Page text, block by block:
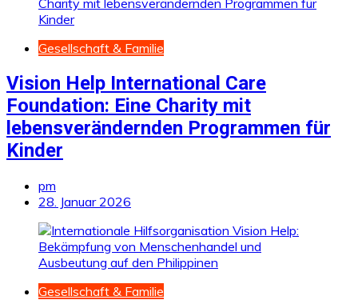
Gesellschaft & Familie
Vision Help International Care
Foundation: Eine Charity mit
lebensverändernden Programmen für
Kinder
pm
28. Januar 2026
Gesellschaft & Familie